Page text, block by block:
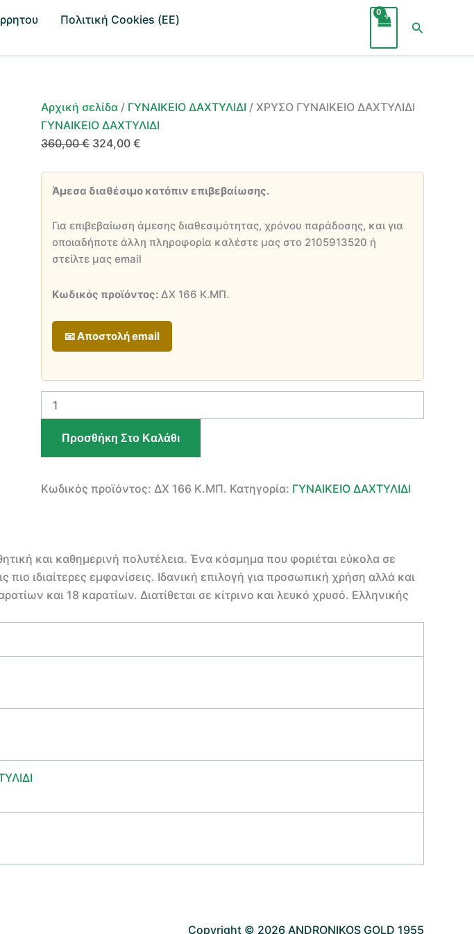
Πολιτική Cookies (ΕΕ)
Αρχική σελίδα / ΓΥΝΑΙΚΕΙΟ ΔΑΧΤΥΛΙΔΙ / ΧΡΥΣΟ ΓΥΝΑΙΚΕΙΟ ΔΑΧΤΥΛΙΔΙ
ΓΥΝΑΙΚΕΙΟ ΔΑΧΤΥΛΙΔΙ
360,00€ Original
360,00 €.
324,00 €
είναι:
Άμεσα διαθέσιμο κατόπιν επιβεβαίωσης.
Για επιβεβαίωση άμεσης διαθεσιμότητας, χρόνου παράδοσης, και για
οποιαδήποτε άλλη πληροφορία καλέστε μας στο 2105913520 ή
στείλτε μας email
Κωδικός προϊόντος: ΔΧ 166 Κ.ΜΠ.
📧 Αποστολή email
ΓΥΝΑΙΚΕΙΟ
ποσότητα
Προσθήκη Στο Καλάθι
Κωδικός προϊόντος: ΔΧ 166 Κ.ΜΠ. Κατηγορία: ΓΥΝΑΙΚΕΙΟ ΔΑΧΤΥΛΙΔΙ
και καθημερινή πολυτέλεια. Ένα κόσμημα που φοριέται εύκολα σε
ιδιαίτερες εμφανίσεις. Ιδανική επιλογή για προσωπική χρήση αλλά και
και 18 καρατίων. Διατίθεται σε κίτρινο και λευκό χρυσό. Ελληνικής
Copyright © 2026 ANDRONIKOS GOLD 1955